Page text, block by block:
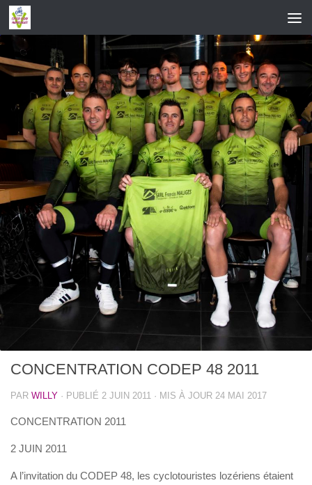
Skip to content
ACTIVITÉS CODEP 48
CONCENTRATION CODEP 48 2011
PAR WILLY · PUBLIÉ 2 JUIN 2011 · MIS À JOUR 24 MAI 2017
CONCENTRATION 2011
2 JUIN 2011
A l’invitation du CODEP 48, les cyclotouristes lozériens étaient